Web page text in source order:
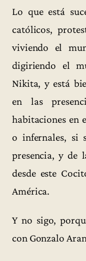
Lo que está
católicos,
viviendo el
digiriendo el
Nikita, y está
en las
habitaciones en
o infernales, si
presencia, y de
desde este
América.
Y no sigo,
con Gonzalo